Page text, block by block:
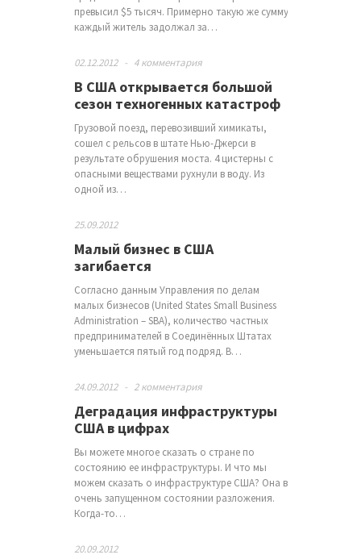
превысил $5 тысяч. Примерно такую же сумму
каждый житель задолжал за…
02.12.2012 - 4 комментария
В США открывается большой
сезон техногенных катастроф
Грузовой поезд, перевозивший химикаты,
сошел с рельсов в штате Нью-Джерси в
результате обрушения моста. 4 цистерны с
опасными веществами рухнули в воду. Из
одной из…
25.09.2012
Малый бизнес в США
загибается
Согласно данным Управления по делам
малых бизнесов (United States Small Business
Administration – SBA), количество частных
предпринимателей в Соединённых Штатах
уменьшается пятый год подряд. В…
24.09.2012 - 2 комментария
Деградация инфраструктуры
США в цифрах
Вы можете многое сказать о стране по
состоянию ее инфраструктуры. И что мы
можем сказать о инфраструктуре США? Она в
очень запущенном состоянии разложения.
Когда-то…
20.09.2012